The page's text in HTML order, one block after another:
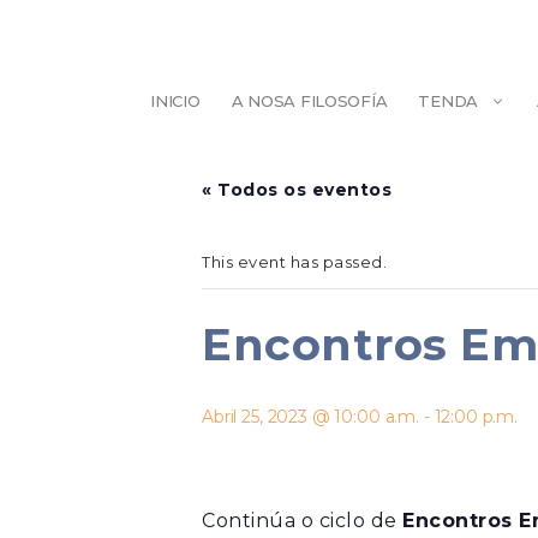
INICIO A NOSA FILOSOFÍA TENDA
AXENDAS/
« Todos os eventos
This event has passed.
Encontros
Abril 25, 2023 @ 10:00 a.m. - 12:00 p.m.
Continúa o ciclo de Encontros